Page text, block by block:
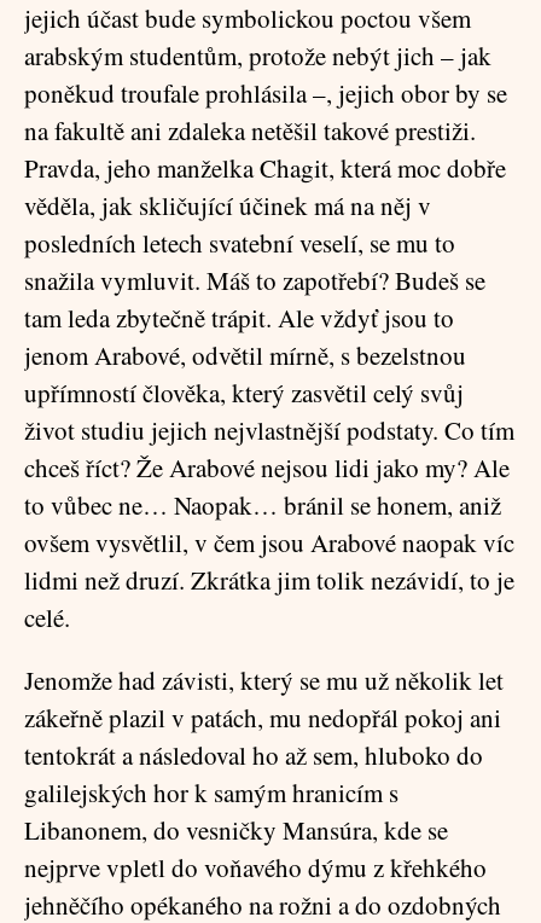
jejich účast bude symbolickou poctou všem
arabským studentům, protože nebýt jich – jak
poněkud troufale prohlásila –, jejich obor by se
na fakultě ani zdaleka netěšil takové prestiži.
Pravda, jeho manželka Chagit, která moc dobře
věděla, jak skličující účinek má na něj v
posledních letech svatební veselí, se mu to
snažila vymluvit. Máš to zapotřebí? Budeš se
tam leda zbytečně trápit. Ale vždyť jsou to
jenom Arabové, odvětil mírně, s bezelstnou
upřímností člověka, který zasvětil celý svůj
život studiu jejich nejvlastnější podstaty. Co tím
chceš říct? Že Arabové nejsou lidi jako my? Ale
to vůbec ne… Naopak… bránil se honem, aniž
ovšem vysvětlil, v čem jsou Arabové naopak víc
lidmi než druzí. Zkrátka jim tolik nezávidí, to je
celé.
Jenomže had závisti, který se mu už několik let
zákeřně plazil v patách, mu nedopřál pokoj ani
tentokrát a následoval ho až sem, hluboko do
galilejských hor k samým hranicím s
Libanonem, do vesničky Mansúra, kde se
nejprve vpletl do voňavého dýmu z křehkého
jehněčího opékaného na rožni a do ozdobných